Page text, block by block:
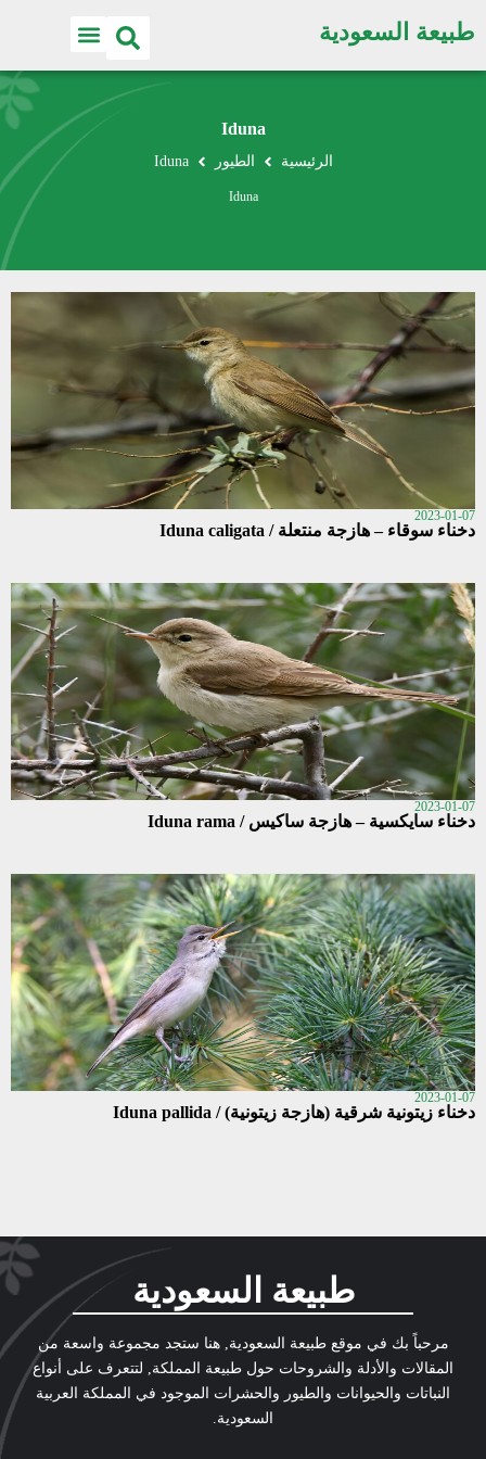
طبيعة السعودية
Iduna
الرئيسية الطيور Iduna
Iduna
2023-01-07
دخناء سوقاء – هازجة منتعلة / Iduna caligata
2023-01-07
دخناء سايكسية – هازجة ساكيس / Iduna rama
2023-01-07
دخناء زيتونية شرقية (هازجة زيتونية) / Iduna pallida
طبيعة السعودية
مرحباً بك في موقع طبيعة السعودية, هنا ستجد مجموعة واسعة من
المقالات والأدلة والشروحات حول طبيعة المملكة, لتتعرف على أنواع
النباتات والحيوانات والطيور والحشرات الموجود في المملكة العربية
السعودية.